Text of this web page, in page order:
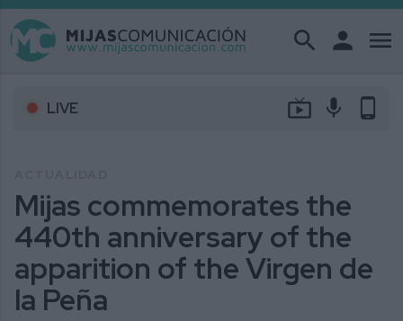
search person menu
LIVE live_tv mic phone_android
Mijas commemorates the
440th anniversary of the
apparition of the Virgen de
la Peña